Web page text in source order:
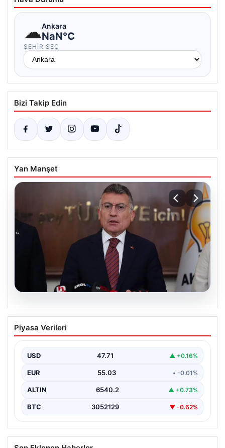
☁Ankara
NaN°C
ŞEHIR SEÇ
Bizi Takip Edin
Yan Manşet
04.08.2026
AKP’den ‘çerçeve yasa’ açıklaması:
Süreç ve beklentiler
toplantısını yarın gerçekleştireceklerini belirtti. Güler,
kanun…
Piyasa Verileri
USD 47.71 ▲ +0.16%
EUR 55.03 • -0.01%
ALTIN 6540.2 ▲ +0.73%
BTC 3052129 ▼ -0.62%